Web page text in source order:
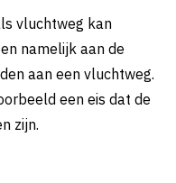
vluchtweg kan
namelijk aan de
aan een vluchtweg.
een eis dat de
zijn.